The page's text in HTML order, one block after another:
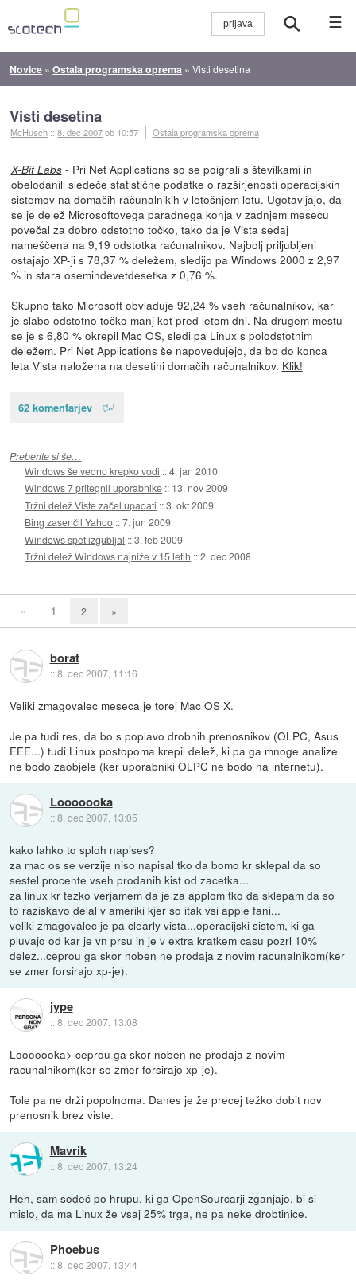
☰
Novice »Ostala programska oprema »Visti desetina
Visti desetina
McHusch ::8. dec 2007ob 10:57 Ostala programska oprema
X-Bit Labs- Pri Net Applications so se poigrali s številkami in
obelodanili sledeče statistične podatke o razširjenosti operacijskih
sistemov na domačih računalnikih v letošnjem letu. Ugotavljajo, da
se je delež Microsoftovega paradnega konja v zadnjem mesecu
povečal za dobro odstotno točko, tako da je Vista sedaj
nameščena na 9,19 odstotka računalnikov. Najbolj priljubljeni
ostajajo XP-ji s 78,37 % deležem, sledijo pa Windows 2000 z 2,97
% in stara osemindevetdesetka z 0,76 %.
Skupno tako Microsoft obvladuje 92,24 % vseh računalnikov, kar
je slabo odstotno točko manj kot pred letom dni. Na drugem mestu
se je s 6,80 % okrepil Mac OS, sledi pa Linux s polodstotnim
deležem. Pri Net Applications še napovedujejo, da bo do konca
leta Vista naložena na desetini domačih računalnikov. Klik!
62 komentarjev
Preberite si še…
Windows še vedno krepko vodi ::4. jan 2010
Windows 7 pritegnil uporabnike :: 13. nov 2009
Tržni delež Viste začel upadati ::3. okt 2009
Bing zasenčil Yahoo ::7. jun 2009
Windows spet izgubljal ::3. feb 2009
Tržni delež Windows najniže v 15 letih ::2. dec 2008
« 1 2 »
borat
::8. dec 2007, 11:16
Veliki zmagovalec meseca je torej Mac OS X.
Je pa tudi res, da bo s poplavo drobnih prenosnikov (OLPC, Asus
EEE...) tudi Linux postopoma krepil delež, ki pa ga mnoge analize
ne bodo zaobjele (ker uporabniki OLPC ne bodo na internetu).
Looooooka
::8. dec 2007, 13:05
kako lahko to sploh napises?
za mac os se verzije niso napisal tko da bomo kr sklepal da so
sestel procente vseh prodanih kist od zacetka...
za linux kr tezko verjamem da je za applom tko da sklepam da so
to raziskavo delal v ameriki kjer so itak vsi apple fani...
veliki zmagovalec je pa clearly vista...operacijski sistem, ki ga
pluvajo od kar je vn prsu in je v extra kratkem casu pozrl 10%
delez...ceprou ga skor noben ne prodaja z novim racunalnikom(ker
se zmer forsirajo xp-je).
jype
::8. dec 2007, 13:08
Looooooka> ceprou ga skor noben ne prodaja z novim
racunalnikom(ker se zmer forsirajo xp-je).
Tole pa ne drži popolnoma. Danes je že precej težko dobit nov
prenosnik brez viste.
Mavrik
::8. dec 2007, 13:24
Heh, sam sodeč po hrupu, ki ga OpenSourcarji zganjajo, bi si
mislo, da ma Linux že vsaj 25% trga, ne pa neke drobtinice.
Phoebus
::8. dec 2007, 13:44